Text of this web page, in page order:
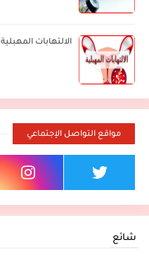
الالتهابات المهبلية
مواقع التواصل الإجتماعي
شائع